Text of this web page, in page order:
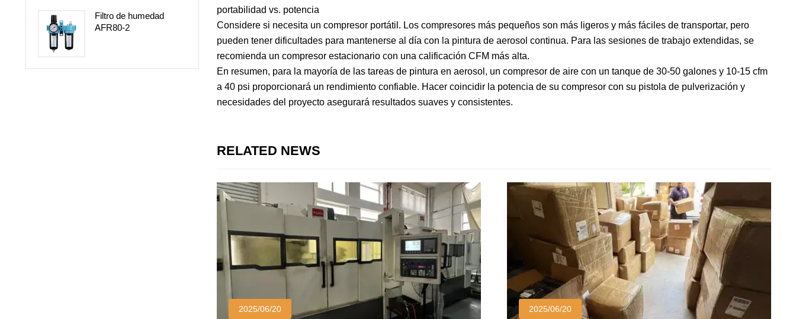
Filtro de humedad
AFR80-2
portabilidad vs. potencia
Considere si necesita un compresor portátil. Los compresores más pequeños son más ligeros y más fáciles de transportar, pero
pueden tener dificultades para mantenerse al día con la pintura de aerosol continua. Para las sesiones de trabajo extendidas, se
recomienda un compresor estacionario con una calificación CFM más alta.
En resumen, para la mayoría de las tareas de pintura en aerosol, un compresor de aire con un tanque de 30-50 galones y 10-15 cfm
a 40 psi proporcionará un rendimiento confiable. Hacer coincidir la potencia de su compresor con su pistola de pulverización y
necesidades del proyecto asegurará resultados suaves y consistentes.
RELATED NEWS
2025/06/20 2025/06/20